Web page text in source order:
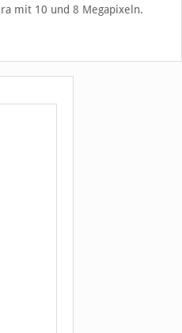
mit 10 und 8 Megapixeln.